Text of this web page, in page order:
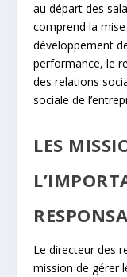
au départ des
comprend la
développement
performance, le
des relations
sociale de
LES
Le directeur des
mission de gérer